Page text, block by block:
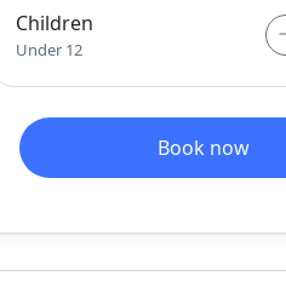
Children
Under 12
Book now